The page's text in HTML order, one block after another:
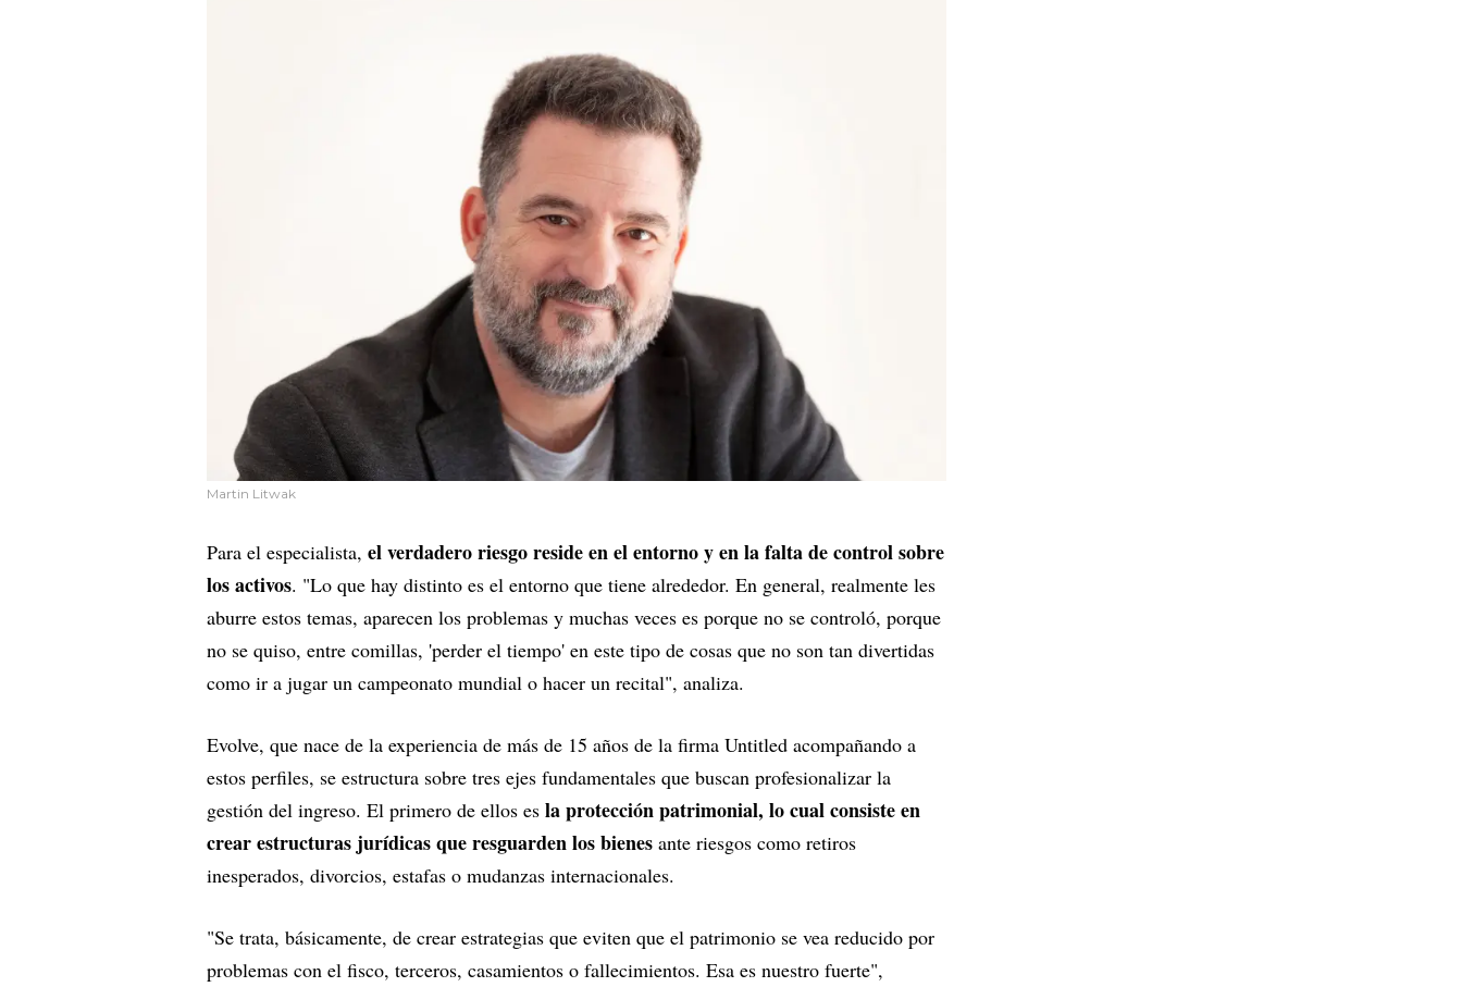
Martin Litwak
Para el especialista, el verdadero riesgo reside en el entorno y en la falta de control sobre
los activos. "Lo que hay distinto es el entorno que tiene alrededor. En general, realmente les
aburre estos temas, aparecen los problemas y muchas veces es porque no se controló, porque
no se quiso, entre comillas, 'perder el tiempo' en este tipo de cosas que no son tan divertidas
como ir a jugar un campeonato mundial o hacer un recital", analiza.
Evolve, que nace de la experiencia de más de 15 años de la firma Untitled acompañando a
estos perfiles, se estructura sobre tres ejes fundamentales que buscan profesionalizar la
gestión del ingreso. El primero de ellos es la protección patrimonial, lo cual consiste en
crear estructuras jurídicas que resguarden los bienes ante riesgos como retiros
inesperados, divorcios, estafas o mudanzas internacionales.
"Se trata, básicamente, de crear estrategias que eviten que el patrimonio se vea reducido por
problemas con el fisco, terceros, casamientos o fallecimientos. Esa es nuestro fuerte",